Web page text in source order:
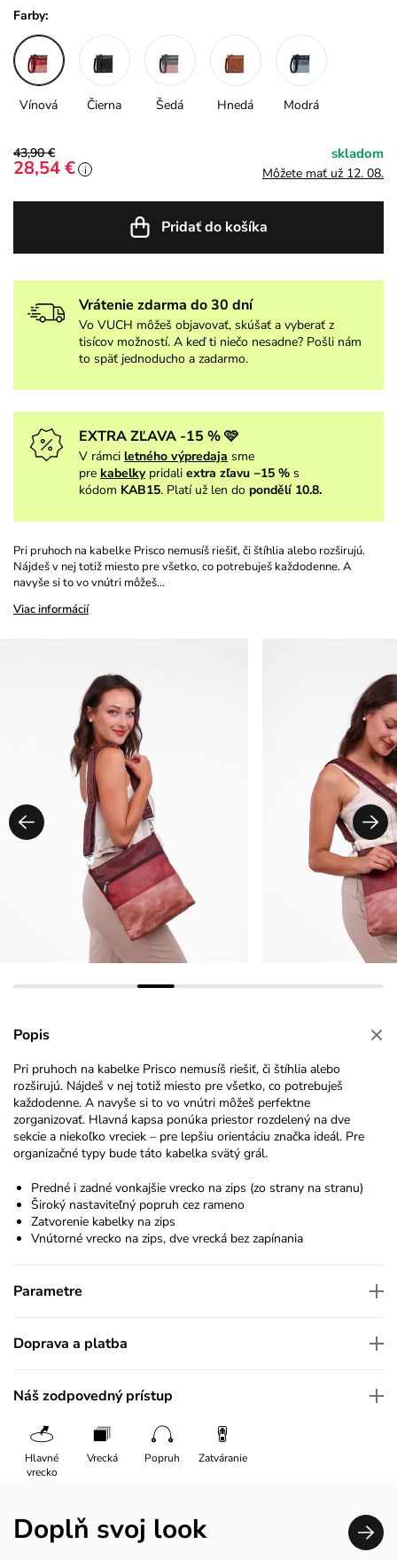
Farby:
Vínová Čierna Šedá Hnedá Modrá
43,90 €
28,54 € i
skladom
Môžete mať už 12. 08.
Pridať do košíka
Vrátenie zdarma do 30 dní
Vo VUCH môžeš objavovať, skúšať a vyberať z
tisícov možností. A keď ti niečo nesadne? Pošli nám
to späť jednoducho a zadarmo.
EXTRA ZĽAVA -15 % 🩷
V rámci letného výpredaja sme
pre kabelky pridali extra zľavu −15 % s
kódom KAB15. Platí už len do pondělí 10.8.
Pri pruhoch na kabelke Prisco nemusíš riešiť, či štíhlia alebo rozširujú.
Nájdeš v nej totiž miesto pre všetko, co potrebuješ každodenne. A
navyše si to vo vnútri môžeš…
Viac informácií
Popis
Pri pruhoch na kabelke Prisco nemusíš riešiť, či štíhlia alebo
rozširujú. Nájdeš v nej totiž miesto pre všetko, co potrebuješ
každodenne. A navyše si to vo vnútri môžeš perfektne
zorganizovať. Hlavná kapsa ponúka priestor rozdelený na dve
sekcie a niekoľko vreciek – pre lepšiu orientáciu značka ideál. Pre
organizačné typy bude táto kabelka svätý grál.
Predné i zadné vonkajšie vrecko na zips (zo strany na stranu)
Široký nastaviteľný popruh cez rameno
Zatvorenie kabelky na zips
Vnútorné vrecko na zips, dve vrecká bez zapínania
Parametre
Doprava a platba
Náš zodpovedný prístup
Hlavné
vrecko
Vrecká Popruh Zatváranie
Doplň svoj look